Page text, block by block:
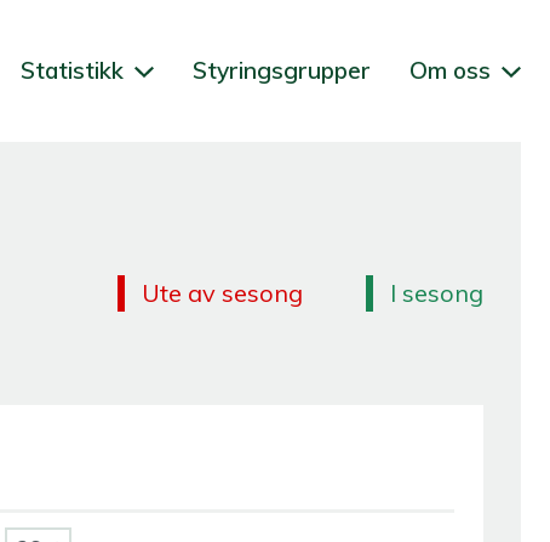
Statistikk Styringsgrupper Om oss
Ute av sesong I sesong